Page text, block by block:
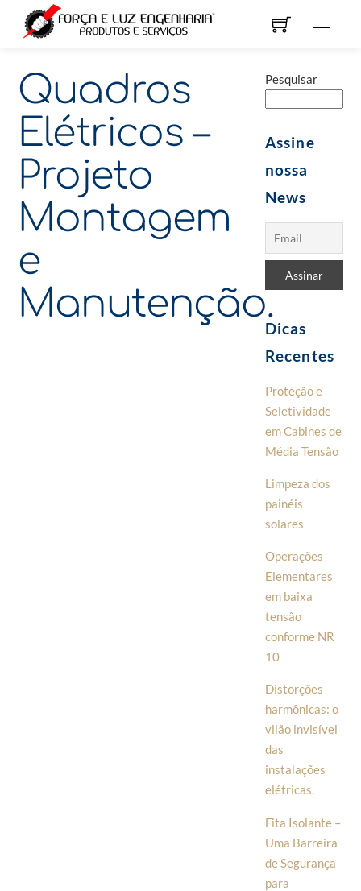
Quadros
Elétricos –
Projeto
Montagem
e
Manutenção.
Pesquisar
Assine
nossa
News
Dicas
Recentes
Proteção e
Seletividade
em Cabines de
Média Tensão
Limpeza dos
painéis
solares
Operações
Elementares
em baixa
tensão
conforme NR
10
Distorções
harmônicas: o
vilão invisível
das
instalações
elétricas.
Fita Isolante –
Uma Barreira
de Segurança
para